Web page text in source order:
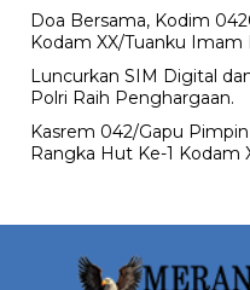
Doa Bersama, Kodim
Kodam XX/Tuanku Imam
Luncurkan SIM Digital
Polri Raih Penghargaan.
Kasrem 042/Gapu
Rangka Hut Ke-1 Kodam